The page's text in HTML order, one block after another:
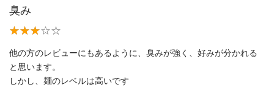
臭み
他の方のレビューにもあるように、臭みが強く、好みが分かれる
と思います。
しかし、麺のレベルは高いです